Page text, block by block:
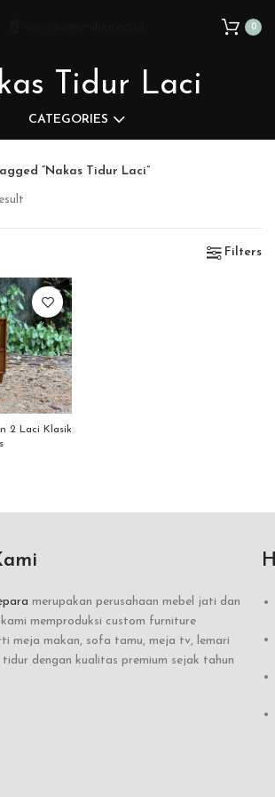
0
Tidur Laci
CATEGORIES
“Nakas Tidur Laci”
Filters
2 Laci Klasik
merupakan perusahaan mebel jati dan
memproduksi custom furniture
meja makan, sofa tamu, meja tv, lemari
dengan kualitas premium sejak tahun